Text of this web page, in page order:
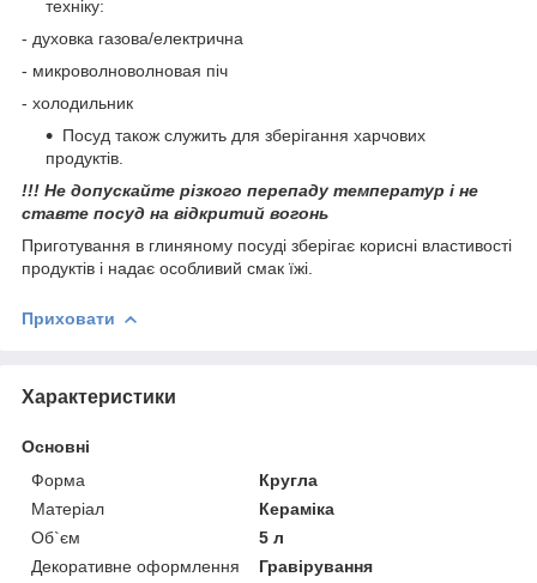
техніку:
- духовка газова/електрична
- микроволноволновая піч
- холодильник
Посуд також служить для зберігання харчових
продуктів.
!!! Не допускайте різкого перепаду температур і не
ставте посуд на відкритий вогонь
Приготування в глиняному посуді зберігає корисні властивості
продуктів і надає особливий смак їжі.
Приховати
Характеристики
Основні
Форма
Кругла
Матеріал
Кераміка
Об`єм
5 л
Декоративне оформлення
Гравірування